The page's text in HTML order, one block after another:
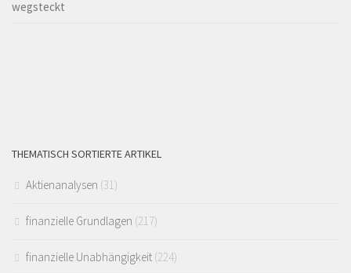
THEMATISCH SORTIERTE ARTIKEL
Aktienanalysen (31)
finanzielle Grundlagen (217)
finanzielle Unabhängigkeit (224)